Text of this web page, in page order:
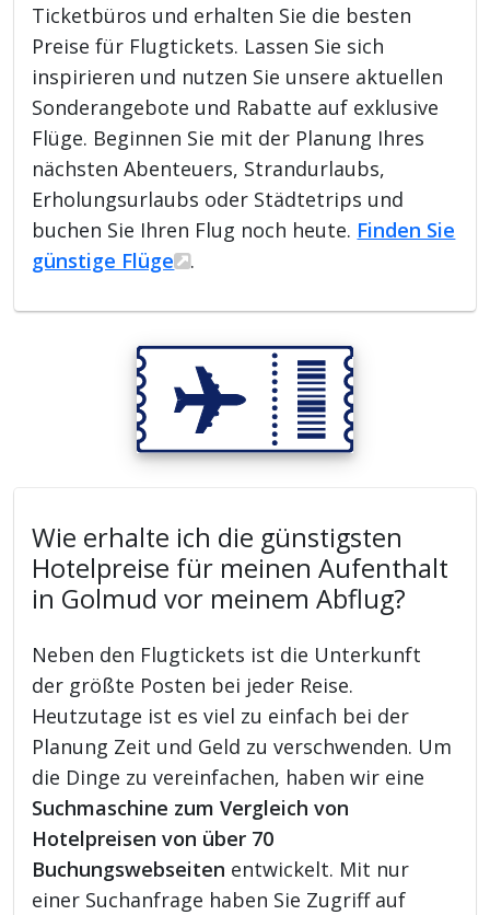
Ticketbüros und erhalten Sie die besten
Preise für Flugtickets. Lassen Sie sich
inspirieren und nutzen Sie unsere aktuellen
Sonderangebote und Rabatte auf exklusive
Flüge. Beginnen Sie mit der Planung Ihres
nächsten Abenteuers, Strandurlaubs,
Erholungsurlaubs oder Städtetrips und
buchen Sie Ihren Flug noch heute. Finden Sie
günstige Flüge
.
Wie erhalte ich die günstigsten
Hotelpreise für meinen Aufenthalt
in Golmud vor meinem Abflug?
Neben den Flugtickets ist die Unterkunft
der größte Posten bei jeder Reise.
Heutzutage ist es viel zu einfach bei der
Planung Zeit und Geld zu verschwenden. Um
die Dinge zu vereinfachen, haben wir eine
Suchmaschine zum Vergleich von
Hotelpreisen von über 70
Buchungswebseiten entwickelt. Mit nur
einer Suchanfrage haben Sie Zugriff auf